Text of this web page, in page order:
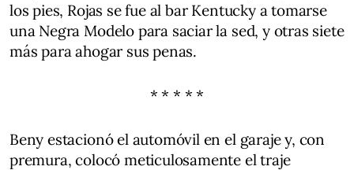
los pies, Rojas se fue al bar Kentucky a tomarse
una Negra Modelo para saciar la sed, y otras siete
más para ahogar sus penas.
* * * * *
Beny estacionó el automóvil en el garaje y, con
premura, colocó meticulosamente el traje